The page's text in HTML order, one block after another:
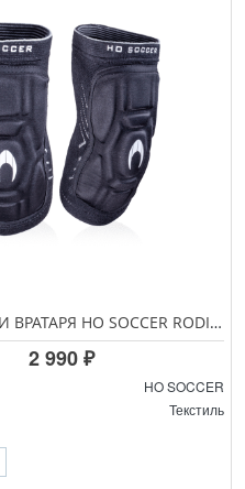
НАЛОКОТНИКИ ВРАТАРЯ HO SOCCER RODILLERA COVENANT 6044
2 990 ₽
HO SOCCER
Текстиль